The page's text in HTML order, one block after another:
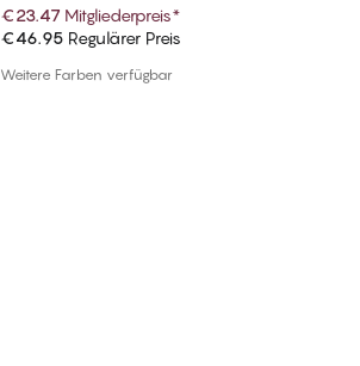
In den Warenkorb
€23.47 Mitgliederpreis*
€46.95Regulärer Preis
Weitere Farben verfügbar